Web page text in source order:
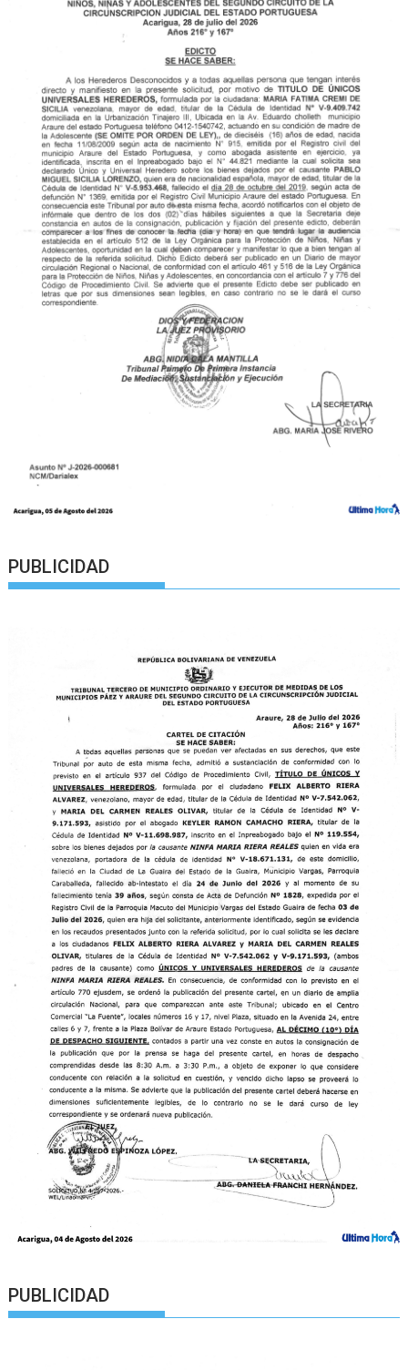
PUBLICIDAD
PUBLICIDAD